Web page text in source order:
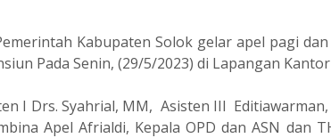
Kabupaten Solok gelar apel pagi
Pada Senin, (29/5/2023) di Lapangan
I Drs. Syahrial, MM, Asisten III Editiawarman,
Apel Afrialdi, Kepala OPD dan ASN dan